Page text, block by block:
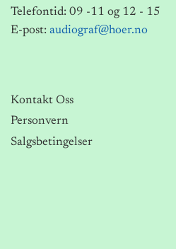
Telefontid: 09 -11 og 12 - 15
E-post: audiograf@hoer.no
Kontakt Oss
Personvern
Salgsbetingelser